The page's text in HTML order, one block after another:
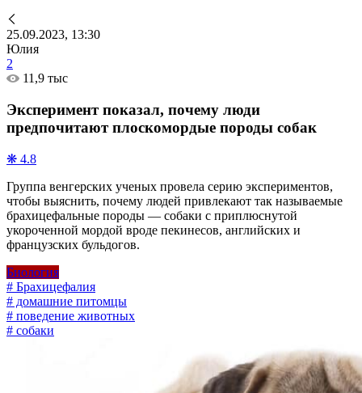
25.09.2023, 13:30
Юлия
2
11,9 тыс
Эксперимент показал, почему люди
предпочитают плоскомордые породы собак
❋ 4.8
Группа венгерских ученых провела серию экспериментов,
чтобы выяснить, почему людей привлекают так называемые
брахицефальные породы — собаки с приплюснутой
укороченной мордой вроде пекинесов, английских и
французских бульдогов.
Биология
# Брахицефалия
# домашние питомцы
# поведение животных
# собаки